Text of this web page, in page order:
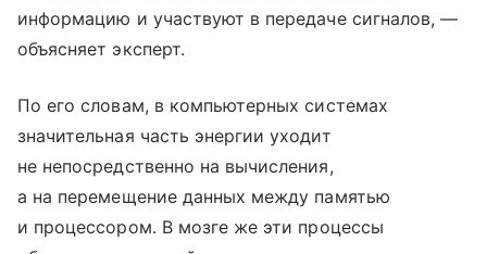
информацию и участвуют в передаче сигналов, —
объясняет эксперт.
По его словам, в компьютерных системах
значительная часть энергии уходит
не непосредственно на вычисления,
а на перемещение данных между памятью
и процессором. В мозге же эти процессы